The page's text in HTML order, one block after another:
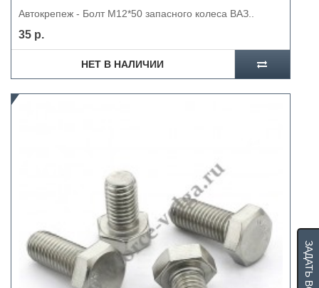
Автокрепеж - Болт М12*50 запасного колеса ВАЗ..
35 р.
НЕТ В НАЛИЧИИ